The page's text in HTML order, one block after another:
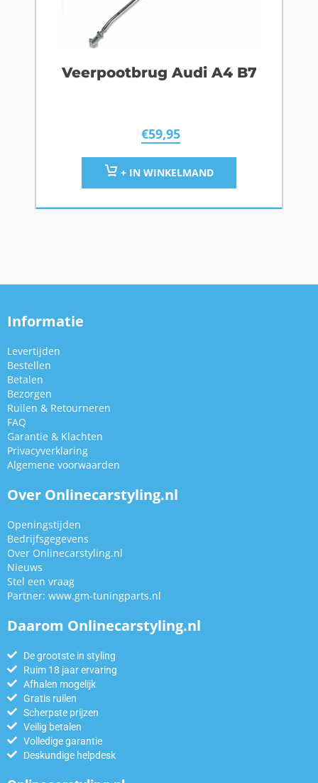
Veerpootbrug Audi A4 B7
€59,95
+ IN WINKELMAND
Informatie
Levertijden
Bestellen
Betalen
Bezorgen
Ruilen & Retourneren
FAQ
Garantie & Klachten
Privacyverklaring
Algemene voorwaarden
Over Onlinecarstyling.nl
Openingstijden
Bedrijfsgegevens
Over Onlinecarstyling.nl
Nieuws
Stel een vraag
Partner: www.gm-tuningparts.nl
Daarom Onlinecarstyling.nl
De grootste in styling
Ruim 18 jaar ervaring
Afhalen mogelijk
Gratis ruilen
Scherpste prijzen
Veilig betalen
Volledige garantie
Deskundige helpdesk